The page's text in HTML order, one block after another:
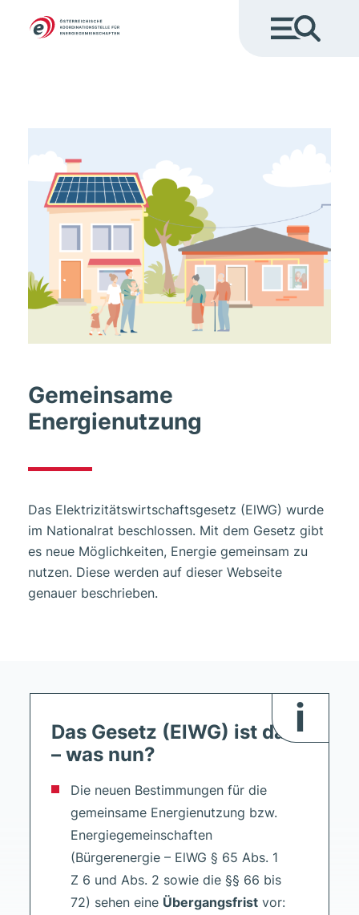
Gemeinsame
Energienutzung
Das Elektrizitätswirtschaftsgesetz (ElWG) wurde
im Nationalrat beschlossen. Mit dem Gesetz gibt
es neue Möglichkeiten, Energie gemeinsam zu
nutzen. Diese werden auf dieser Webseite
genauer beschrieben.
i
Das Gesetz (ElWG) ist da
– was nun?
Die neuen Bestimmungen für die
gemeinsame Energienutzung bzw.
Energiegemeinschaften
(Bürgerenergie – ElWG § 65 Abs. 1
Z 6 und Abs. 2 sowie die §§ 66 bis
72) sehen eine Übergangsfrist vor: